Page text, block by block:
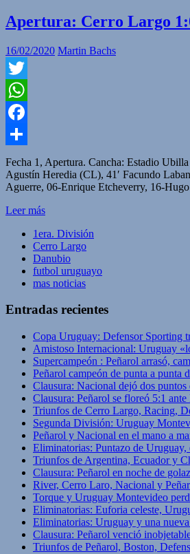
Apertura: Cerro Largo
16/02/2020 Martin Bachs
Twitter
WhatsApp
Facebook
Compartir
Fecha 1, Apertura. Cancha: Estadio
Agustín Heredia (CL), 41′ Facundo
Aguerre, 06-Enrique Etcheverry, 16-Hugo
Leer más
1era. División
Cerro Largo
Danubio
futbol uruguayo
mas noticias
Entradas recientes
Copa Uruguay: Defensor Sporting
Amistoso Internacional: Uruguay
Supercampeón : Peñarol arrasó,
Peñarol campeón de punta a punta
Clausura: Nacional dejó dos
Clausura: Peñarol se floreó 5:1
Triunfos de Cerro Largo, Racing,
Segunda División: Uruguay
Peñarol y Nacional en el mano a
Eliminatorias: Puntazo de
Triunfos de Argentina, Ecuador y
Clausura: Peñarol en noche de
River, Cerro Laro, Nacional y
Torque y Uruguay Montevideo
Eliminatorias: Euforia celeste,
Eliminatorias: Uruguay y una
Clausura: Peñarol venció
Triunfos de Peñarol, Boston,